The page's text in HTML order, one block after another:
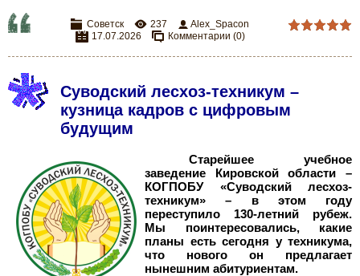
Советск 237
Alex_Spacon
17.07.2026
Комментарии (0)
Суводский лесхоз-техникум –
кузница кадров с цифровым
будущим
Старейшее учебное
заведение Кировской области –
КОГПОБУ «Суводский лесхоз-
техникум» – в этом году
переступило 130-летний рубеж.
Мы поинтересовались, какие
планы есть сегодня у техникума,
что нового он предлагает
нынешним абитуриентам.